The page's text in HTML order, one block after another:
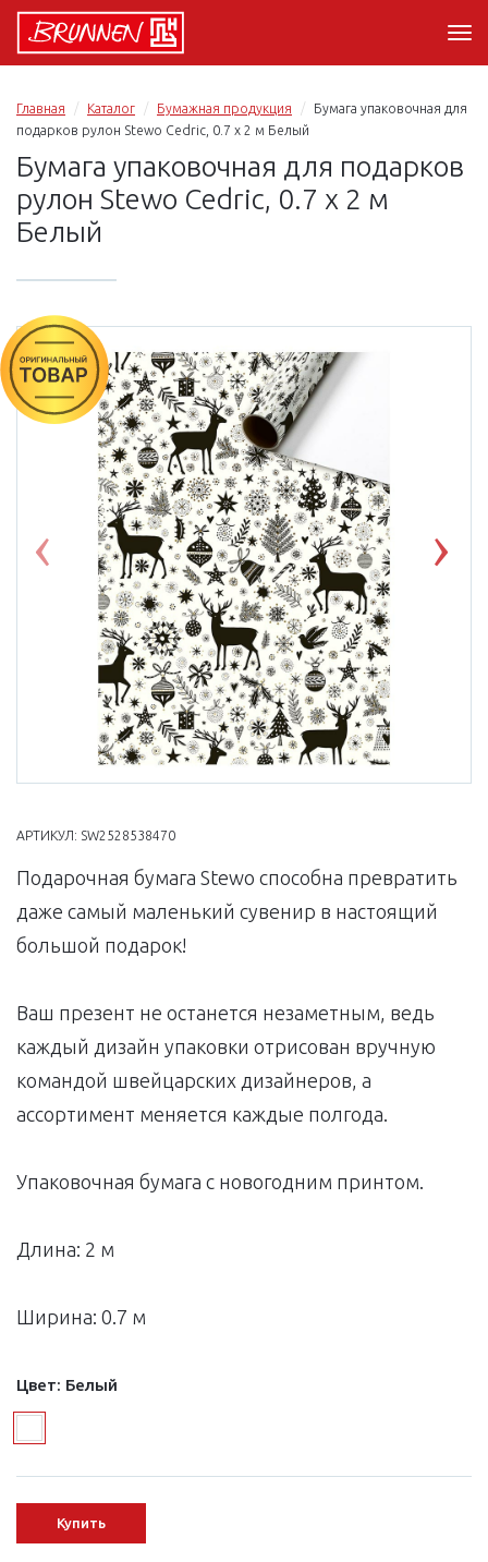
Главная Каталог Бумажная продукция
Бумага упаковочная для
подарков рулон Stewo Cedric, 0.7 x 2 м Белый
Бумага упаковочная для подарков
рулон Stewo Cedric, 0.7 x 2 м
Белый
Previous
АРТИКУЛ: SW2528538470
Подарочная бумага Stewo способна превратить
даже самый маленький сувенир в настоящий
большой подарок!
Ваш презент не останется незаметным, ведь
каждый дизайн упаковки отрисован вручную
командой швейцарских дизайнеров, а
ассортимент меняется каждые полгода.
Упаковочная бумага с новогодним принтом.
Длина: 2 м
Ширина: 0.7 м
Цвет: Белый
Купить